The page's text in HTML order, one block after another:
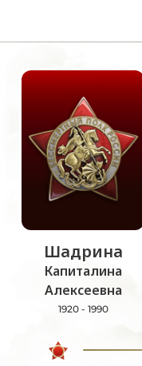
Шадрина
Капиталина
Алексеевна
1920 - 1990